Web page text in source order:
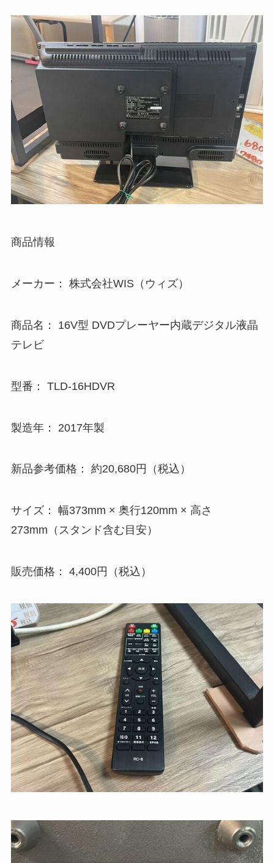
商品情報
メーカー： 株式会社WIS（ウィズ）
商品名： 16V型 DVDプレーヤー内蔵デジタル液晶
テレビ
型番： TLD-16HDVR
製造年： 2017年製
新品参考価格： 約20,680円（税込）
サイズ： 幅373mm × 奥行120mm × 高さ
273mm（スタンド含む目安）
販売価格： 4,400円（税込）